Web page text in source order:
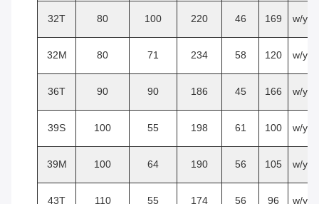
32T 80 100 220 46 169 w/y
32M 80 71 234 58 120 w/y
36T 90 90 186 45 166 w/y
39S 100 55 198 61 100 w/y
39M 100 64 190 56 105 w/y
43T 110 55 174 56 96 w/y